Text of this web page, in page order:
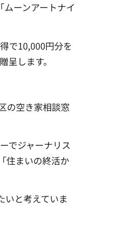
ーンアートナイ
で10,000円分を
します。
の空き家相談窓
でジャーナリス
住まいの終活か
いと考えていま